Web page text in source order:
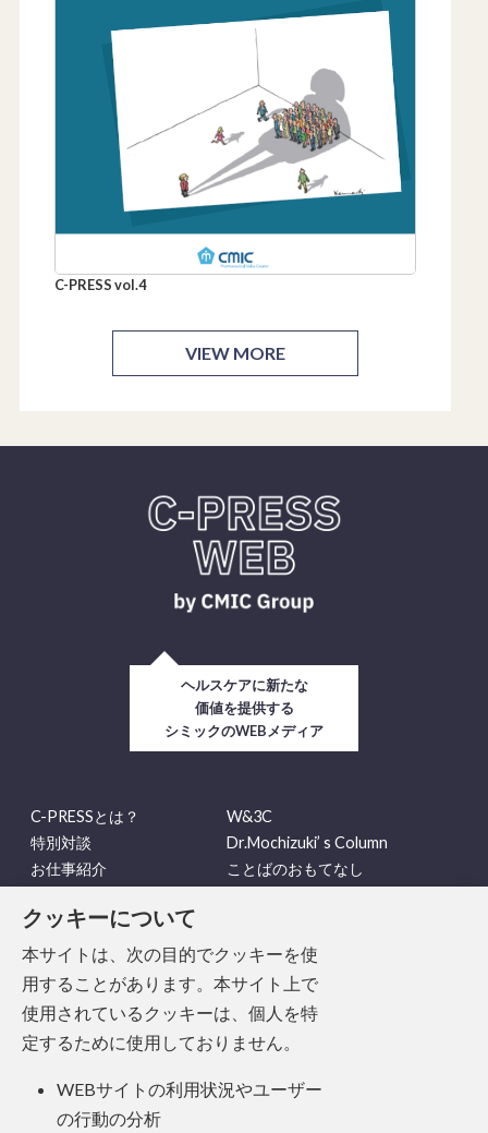
C-PRESS vol.4
VIEW MORE
ヘルスケアに新たな
価値を提供する
シミックのWEBメディア
C-PRESSとは？
特別対談
お仕事紹介
ヘルスケア
W&3C
Dr.Mochizuki’ s Column
ことばのおもてなし
運営会社 プライバシーポリシー
サイトご利用規約
お問い合わせ
© CMIC HOLDINGS Co., Ltd. All rights reserved.
クッキーについて
本サイトは、次の目的でクッキーを使
用することがあります。本サイト上で
使用されているクッキーは、個人を特
定するために使用しておりません。
WEBサイトの利用状況やユーザー
の行動の分析